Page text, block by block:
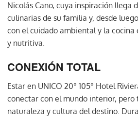
Nicolás Cano, cuya inspiración llega
culinarias de su familia y, desde
con el cuidado ambiental y la cocina
y nutritiva.
CONEXIÓN TOTAL
Estar en UNICO 20° 105° Hotel
conectar con el mundo interior, pero
naturaleza y cultura del destino.